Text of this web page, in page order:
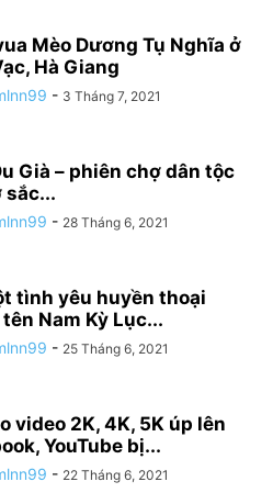
Mèo Dương Tụ Nghĩa ở
Hà Giang
- 3 Tháng 7, 2021
Già – phiên chợ dân tộc
sắc...
- 28 Tháng 6, 2021
tình yêu huyền thoại
Nam Kỳ Lục...
- 25 Tháng 6, 2021
video 2K, 4K, 5K úp lên
YouTube bị...
- 22 Tháng 6, 2021